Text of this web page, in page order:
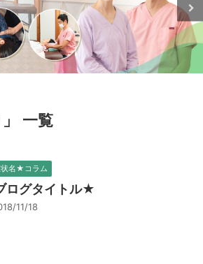
」 一覧
名★コラム
ログタイトル★
11/18